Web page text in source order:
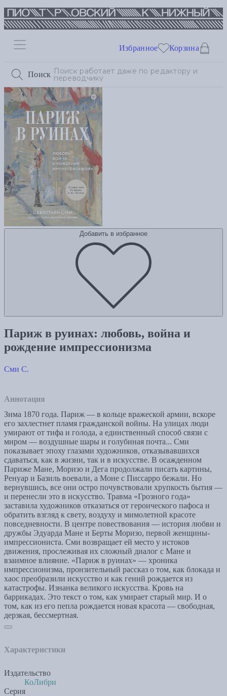
Поиск
Избранное Корзина
Добавить в избранное
Париж в руинах: любовь, война и
рождение импрессионизма
Сми С.
Аннотация
Зима 1870 года. Париж — в кольце вражеской армии, вскоре
его захлестнет пламя гражданской войны. На улицах люди
умирают от тифа и голода, а единственный способ связи с
миром — воздушные шары и голубиная почта... Сми
показывает эпоху глазами художников, отказывавшихся
сдаваться, как в жизни, так и в искусстве. В осажденном
Париже Мане, Моризо и Дега продолжали писать картины,
Ренуар и Базиль воевали, а Моне с Писсарро бежали. Но
вернувшись, все они остро почувствовали хрупкость бытия —
и перенесли это в искусство. Травма «Грозного года»
заставила художников отказаться от героического пафоса и
обратить взгляд к свету, воздуху и мимолетной красоте
повседневности. В центре повествования — история любви и
дружбы Эдуарда Мане и Берты Моризо, первой женщины-
импрессиониста. Сми возвращает ей место у истоков
движения, прослеживая их сложный диалог с Мане и
взаимное влияние. «Париж в руинах» — хроника
импрессионизма, пронзительный рассказ о том, как блокада и
хаос преобразили искусство и как гений рождается из
катастрофы. Изнанка великого искусства. Кровь на
баррикадах. Это текст о том, как умирает старый мир. И о
том, как из его пепла рождается новая красота — свободная,
дерзкая, бессмертная.
Характеристики
Издательство
КоЛибри
Серия